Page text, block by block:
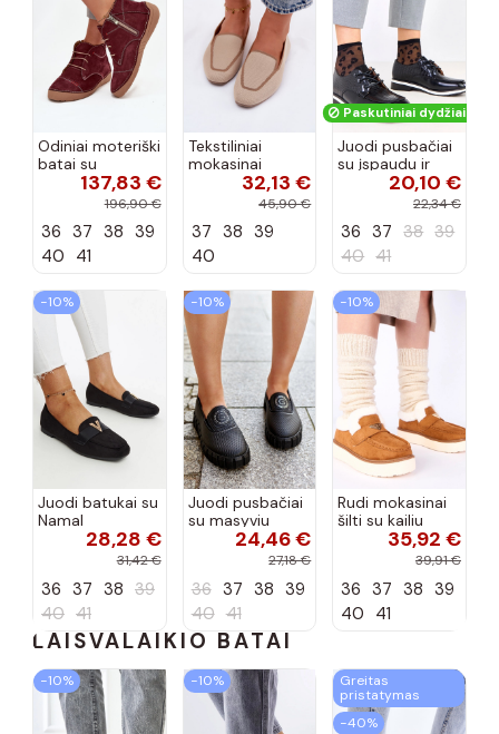
Odiniai moteriški
batai su
siūlėmis, pilies
tipo, Artiker
spalvos
137,83 €
196,90 €
36 37 38 39
40 41
Tekstiliniai
mokasinai
smėlio spalvos
32,13 €
45,90 €
37 38 39
40
Paskutiniai dydžiai!
Juodi pusbačiai
su įspaudu ir
kvadratiniu
priekiu Kerawa
20,10 €
22,34 €
36 37 38 39
40 41
−10%
Juodi batukai su
Namal
dekoracija28,28 €
31,42 €
36 37 38 39
40 41
−10%
Juodi pusbačiai
su masyviu
padu Teska24,46 €
27,18 €
36 37 38 39
40 41
−10%
Rudi mokasinai
šilti su kailiu
35,92 €
39,91 €
36 37 38 39
40 41
LAISVALAIKIO BATAI
−10% −10%
Greitas
pristatymas
−40%